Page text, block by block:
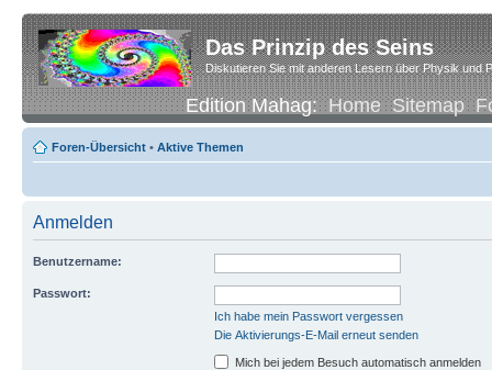
Das Prinzip des Seins
Diskutieren Sie mit anderen Lesern über Physik und
Edition Mahag:Home Sitemap
Foren-Übersicht • Aktive Themen
Anmelden
Benutzername:
Passwort:
Ich habe mein Passwort vergessen
Die Aktivierungs-E-Mail erneut senden
Mich bei jedem Besuch automatisch anmelden